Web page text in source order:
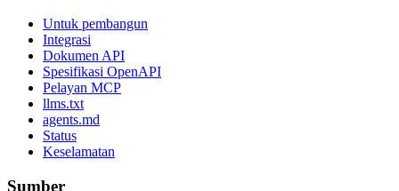
Untuk pembangun
Integrasi
Dokumen API
Spesifikasi OpenAPI
Pelayan MCP
llms.txt
agents.md
Status
Keselamatan
Sumber